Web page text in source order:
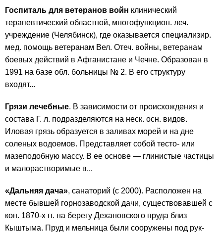
Госпиталь для ветеранов войн клинический
терапевтический областной, многофункцион. леч.
учреждение (Челябинск), где оказывается специализир.
мед. помощь ветеранам Вел. Отеч. войны, ветеранам
боевых действий в Афганистане и Чечне. Образован в
1991 на базе обл. больницы № 2. В его структуру
входят...
Грязи лечебные. В зависимости от происхождения и
состава Г. л. подразделяются на неск. осн. видов.
Иловая грязь образуется в заливах морей и на дне
соленых водоемов. Представляет собой тесто- или
мазеподобную массу. В ее основе — глинистые частицы
и малорастворимые в...
«Дальняя дача», санаторий (с 2000). Расположен на
месте бывшей горнозаводской дачи, существовавшей с
кон. 1870-х гг. на берегу Дехановского пруда близ
Кыштыма. Пруд и мельница были сооружены под рук-